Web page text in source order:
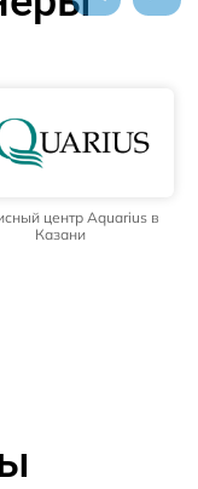
центр Aquarius в
Казани